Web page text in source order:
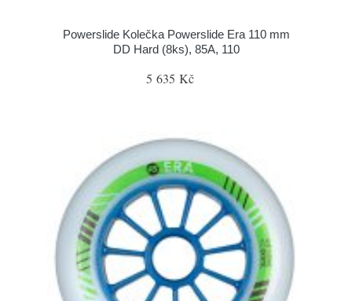
Powerslide Kolečka Powerslide Era 110 mm
DD Hard (8ks), 85A, 110
5 635 Kč